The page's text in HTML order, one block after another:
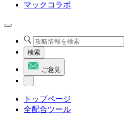
マックコラボ
検索
ご意見
トップページ
全配合ツール